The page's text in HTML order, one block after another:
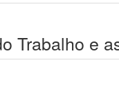
Trabalho e